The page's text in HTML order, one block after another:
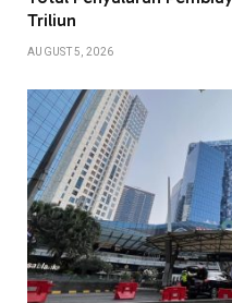
Triliun
AUGUST 5, 2026